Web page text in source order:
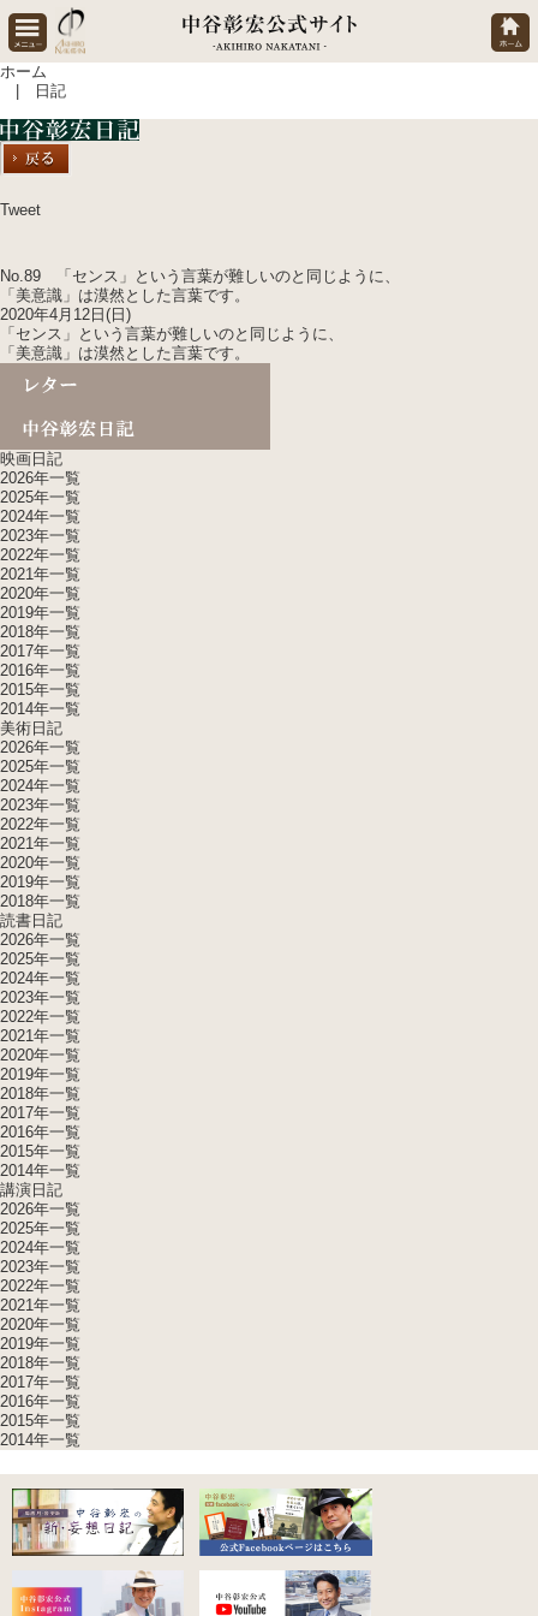
ホーム
| 日記
Tweet
No.89 「センス」という言葉が難しいのと同じように、
「美意識」は漠然とした言葉です。
2020年4月12日(日)
「センス」という言葉が難しいのと同じように、
「美意識」は漠然とした言葉です。
映画日記
2026年一覧
2025年一覧
2024年一覧
2023年一覧
2022年一覧
2021年一覧
2020年一覧
2019年一覧
2018年一覧
2017年一覧
2016年一覧
2015年一覧
2014年一覧
美術日記
2026年一覧
2025年一覧
2024年一覧
2023年一覧
2022年一覧
2021年一覧
2020年一覧
2019年一覧
2018年一覧
読書日記
2026年一覧
2025年一覧
2024年一覧
2023年一覧
2022年一覧
2021年一覧
2020年一覧
2019年一覧
2018年一覧
2017年一覧
2016年一覧
2015年一覧
2014年一覧
講演日記
2026年一覧
2025年一覧
2024年一覧
2023年一覧
2022年一覧
2021年一覧
2020年一覧
2019年一覧
2018年一覧
2017年一覧
2016年一覧
2015年一覧
2014年一覧